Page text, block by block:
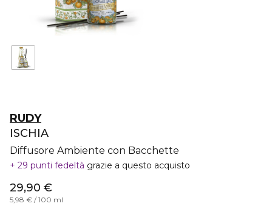
RUDY
ISCHIA
Diffusore Ambiente con Bacchette
29 punti fedeltà grazie a questo acquisto
29,90 €
5,98 € / 100 ml